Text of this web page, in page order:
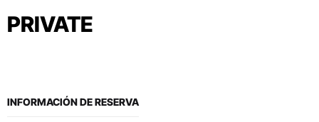
PRIVATE
INFORMACIÓN DE RESERVA